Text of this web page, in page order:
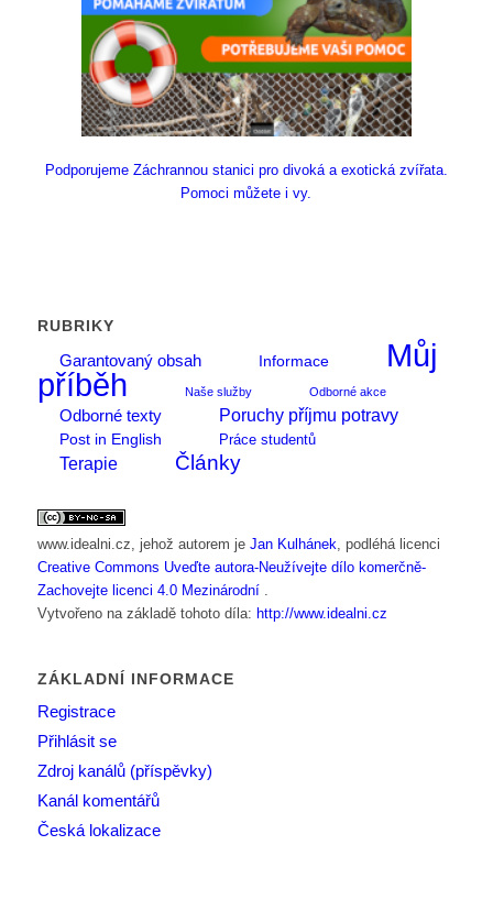
Podporujeme Záchrannou stanici pro divoká a exotická zvířata.
Pomoci můžete i vy.
RUBRIKY
Garantovaný obsah
Informace
Můj
příběh
Naše služby Odborné akce
Odborné texty Poruchy příjmu potravy
Post in English Práce studentů
Terapie Články
www.idealni.cz , jehož autorem je Jan Kulhánek , podléhá licenci
Creative Commons Uveďte autora-Neužívejte dílo komerčně-
Zachovejte licenci 4.0 Mezinárodní
Vytvořeno na základě tohoto díla: http://www.idealni.cz
ZÁKLADNÍ INFORMACE
Registrace
Přihlásit se
Zdroj kanálů (příspěvky)
Kanál komentářů
Česká lokalizace